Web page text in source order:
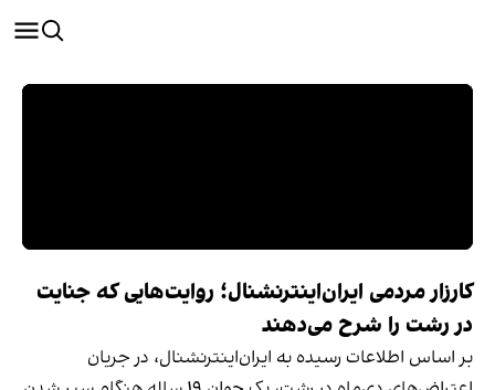
کارزار مردمی ایران‌اینترنشنال؛ روایت‌هایی که جنایت‌‌
در رشت را شرح می‌دهند
بر اساس اطلاعات رسیده به ایران‌اینترنشنال، در جریان